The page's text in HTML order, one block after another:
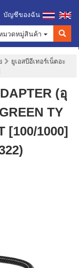
บัญชีของฉัน
มวดหมู่สินค้า
ยูเอสบีอีเทอร์เน็ตอะ
(อุ
TY
[100/1000]